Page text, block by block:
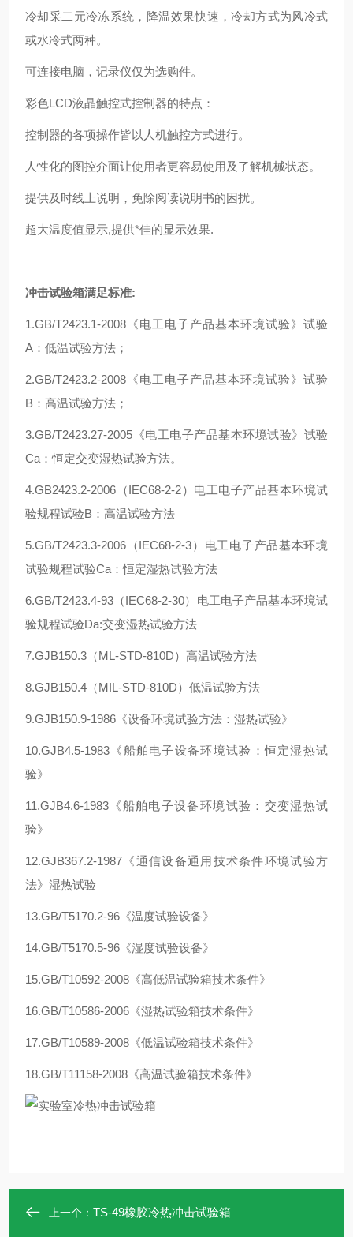
冷却采二元冷冻系统，降温效果快速，冷却方式为风冷式
或水冷式两种。
可连接电脑，记录仪仅为选购件。
彩色LCD液晶触控式控制器的特点：
控制器的各项操作皆以人机触控方式进行。
人性化的图控介面让使用者更容易使用及了解机械状态。
提供及时线上说明，免除阅读说明书的困扰。
超大温度值显示,提供*佳的显示效果.
冲击试验箱满足标准:
1.GB/T2423.1-2008《电工电子产品基本环境试验》试验
A：低温试验方法；
2.GB/T2423.2-2008《电工电子产品基本环境试验》试验
B：高温试验方法；
3.GB/T2423.27-2005《电工电子产品基本环境试验》试验
Ca：恒定交变湿热试验方法。
4.GB2423.2-2006（IEC68-2-2）电工电子产品基本环境试
验规程试验B：高温试验方法
5.GB/T2423.3-2006（IEC68-2-3）电工电子产品基本环境
试验规程试验Ca：恒定湿热试验方法
6.GB/T2423.4-93（IEC68-2-30）电工电子产品基本环境试
验规程试验Da:交变湿热试验方法
7.GJB150.3（ML-STD-810D）高温试验方法
8.GJB150.4（MIL-STD-810D）低温试验方法
9.GJB150.9-1986《设备环境试验方法：湿热试验》
10.GJB4.5-1983《船舶电子设备环境试验：恒定湿热试
验》
11.GJB4.6-1983《船舶电子设备环境试验：交变湿热试
验》
12.GJB367.2-1987《通信设备通用技术条件环境试验方
法》湿热试验
13.GB/T5170.2-96《温度试验设备》
14.GB/T5170.5-96《湿度试验设备》
15.GB/T10592-2008《高低温试验箱技术条件》
16.GB/T10586-2006《湿热试验箱技术条件》
17.GB/T10589-2008《低温试验箱技术条件》
18.GB/T11158-2008《高温试验箱技术条件》
上一个： TS-49橡胶冷热冲击试验箱